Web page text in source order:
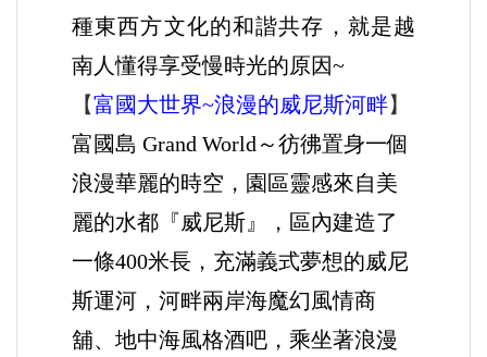
種東西方文化的和諧共存，就是越
南人懂得享受慢時光的原因~
【富國大世界~浪漫的威尼斯河畔】
富國島 Grand World～彷彿置身一個
浪漫華麗的時空，園區靈感來自美
麗的水都『威尼斯』，區內建造了
一條400米長，充滿義式夢想的威尼
斯運河，河畔兩岸海魔幻風情商
舖、地中海風格酒吧，乘坐著浪漫